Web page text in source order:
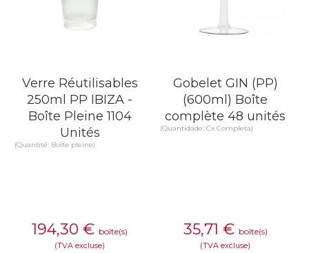
Verre Réutilisables
250ml PP IBIZA -
Boîte Pleine 1104
Unités
(Quantité: Boîte pleine)
194,30 € boîte(s)
(TVA excluse)
Gobelet GIN (PP)
(600ml) Boîte
complète 48 unités
(Quantidade: Cx Completa)
35,71 € boîte(s)
(TVA excluse)